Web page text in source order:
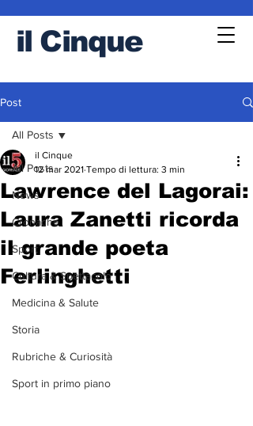
il Cinque
Post
All Posts
News
Cronache
Sport
Cultura & Spettacolo
Medicina & Salute
Storia
Rubriche & Curiosità
Sport in primo piano
All Posts
Lawrence del Lagorai:
Laura Zanetti ricorda
il grande poeta
Ferlinghetti
il Cinque
12 mar 2021 Tempo di lettura: 3 min